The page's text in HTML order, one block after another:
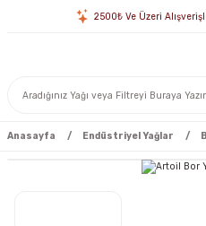
2500₺ Ve Üzeri
Anasayfa Endüstriyel Yağlar